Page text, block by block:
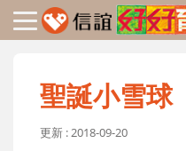
聖誕小雪球
更新 : 2018-09-20